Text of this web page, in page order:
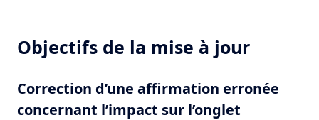
Objectifs de la mise à jour
Correction d’une affirmation erronée
concernant l’impact sur l’onglet